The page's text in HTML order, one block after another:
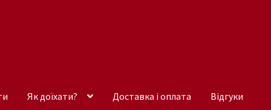
Як доїхати? Доставка і оплата Відгуки